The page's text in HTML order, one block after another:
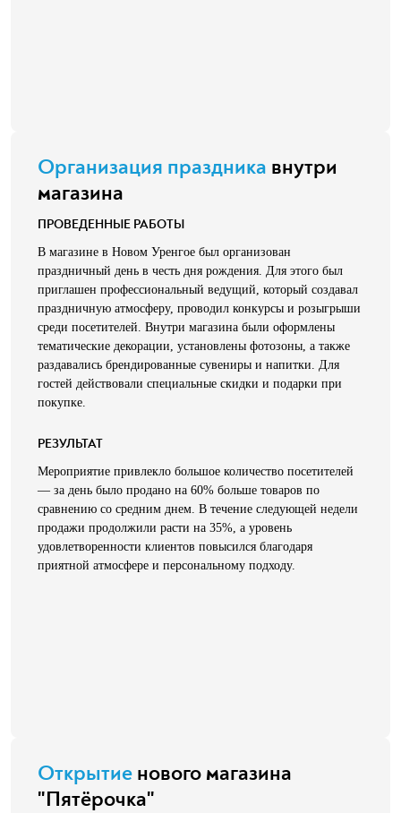
Организация праздника внутри
магазина
ПРОВЕДЕННЫЕ РАБОТЫ
В магазине в Новом Уренгое был организован
праздничный день в честь дня рождения. Для этого был
приглашен профессиональный ведущий, который создавал
праздничную атмосферу, проводил конкурсы и розыгрыши
среди посетителей. Внутри магазина были оформлены
тематические декорации, установлены фотозоны, а также
раздавались брендированные сувениры и напитки. Для
гостей действовали специальные скидки и подарки при
покупке.
РЕЗУЛЬТАТ
Мероприятие привлекло большое количество посетителей
— за день было продано на 60% больше товаров по
сравнению со средним днем. В течение следующей недели
продажи продолжили расти на 35%, а уровень
удовлетворенности клиентов повысился благодаря
приятной атмосфере и персональному подходу.
Открытие нового магазина
"Пятёрочка"